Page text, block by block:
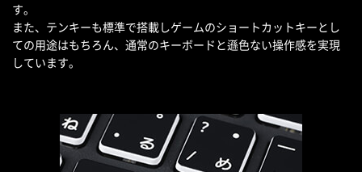
す。
また、テンキーも標準で搭載しゲームのショートカットキーとし
ての用途はもちろん、通常のキーボードと遜色ない操作感を実現
しています。